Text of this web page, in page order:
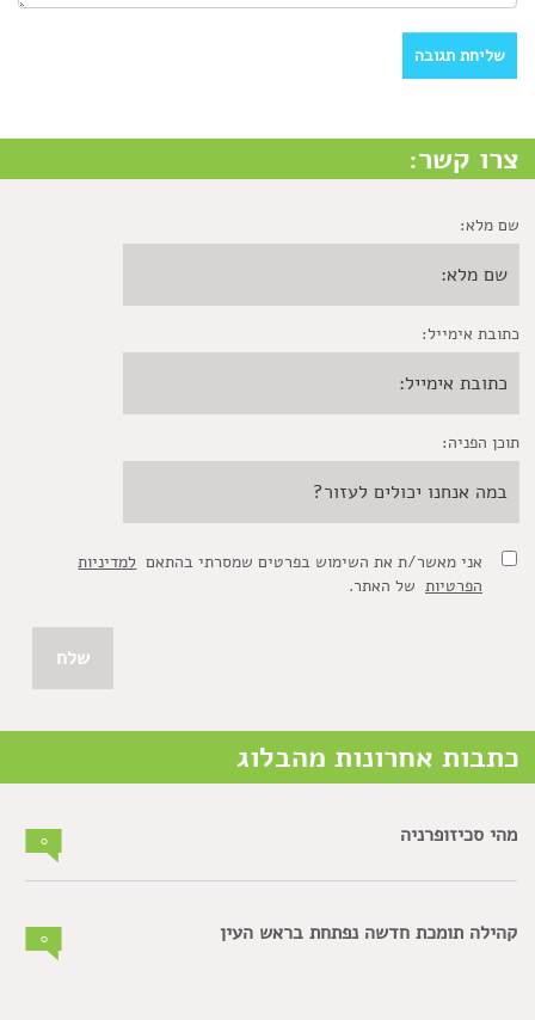
צרו קשר:
שם מלא:
כתובת אימייל:
תוכן הפניה:
אני מאשר/ת את השימוש בפרטים שמסרתי בהתאם למדיניות
הפרטיותשל האתר.
כתבות אחרונות מהבלוג
מהי סכיזופרניה
קהילה תומכת חדשה נפתחת בראש העין